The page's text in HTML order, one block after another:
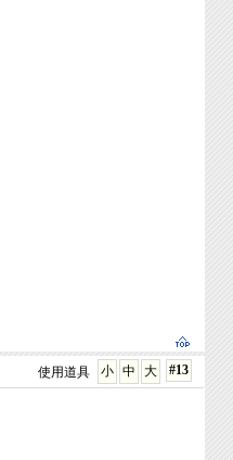
#13
大
中
小
使用道具